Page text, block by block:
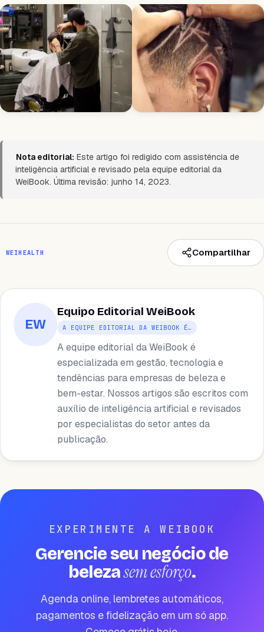
Nota editorial: Este artigo foi redigido com assistência de
inteligência artificial e revisado pela equipe editorial da
WeiBook. Última revisão: junho 14, 2023.
WEIHEALTH Compartilhar
EW
Equipo Editorial WeiBook
A EQUIPE EDITORIAL DA WEIBOOK É…
A equipe editorial da WeiBook é
especializada em gestão, tecnologia e
tendências para empresas de beleza e
bem-estar. Nossos artigos são escritos com
auxílio de inteligência artificial e revisados ​​
por especialistas do setor antes da
publicação.
EXPERIMENTE A WEIBOOK
Gerencie seu negócio de
belezasem esforço.
Agenda online, lembretes automáticos,
pagamentos e fidelização em um só app.